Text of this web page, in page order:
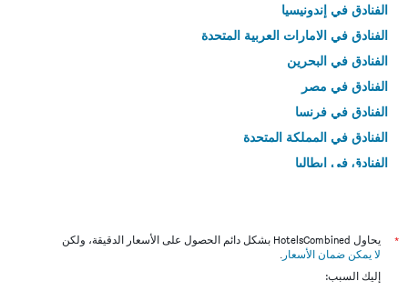
الفنادق في إندونيسيا
الفنادق في الامارات العربية المتحدة
الفنادق في البحرين
الفنادق في مصر
الفنادق في فرنسا
الفنادق في المملكة المتحدة
الفنادق في إيطاليا
*
يحاول HotelsCombined بشكل دائم الحصول على الأسعار الدقيقة، ولكن
لا يمكن ضمان الأسعار .
إليك السبب: